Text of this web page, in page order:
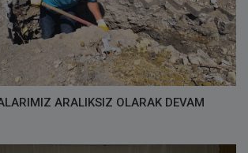
ARALIKSIZ OLARAK DEVAM